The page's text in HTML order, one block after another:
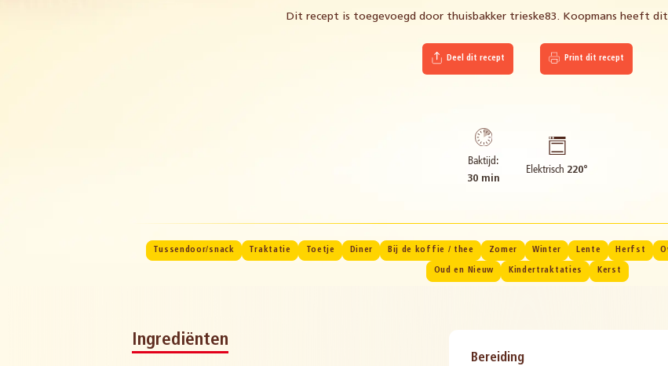
Dit recept is toegevoegd door thuisbakker trieske83. Koopmans heeft
Deel dit recept Print dit recept
Baktijd:
30 min
Elektrisch 220°
Tussendoor/snack Traktatie Toetje Diner Bij de koffie / thee Zomer Winter Lente Herfst
Oud en Nieuw Kindertraktaties Kerst
Ingrediënten
Bereiding